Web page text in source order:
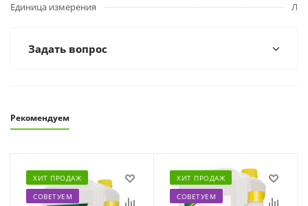
Единица измерения Л
Задать вопрос
Рекомендуем
ХИТ ПРОДАЖ
СОВЕТУЕМ
ХИТ ПРОДАЖ
СОВЕТУЕМ